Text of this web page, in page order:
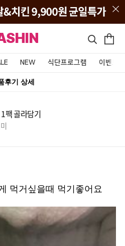
NEW 식단프로그램 이벤트&
후기 상세
팩 골라담기
먹거싶을때 먹기좋어요